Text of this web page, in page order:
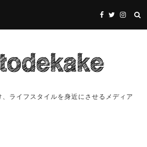
ライフスタイルを身近にさせるメディア